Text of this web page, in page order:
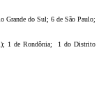
Grande do Sul; 6 de São Paulo;
1 de Rondônia; 1 do Distrito